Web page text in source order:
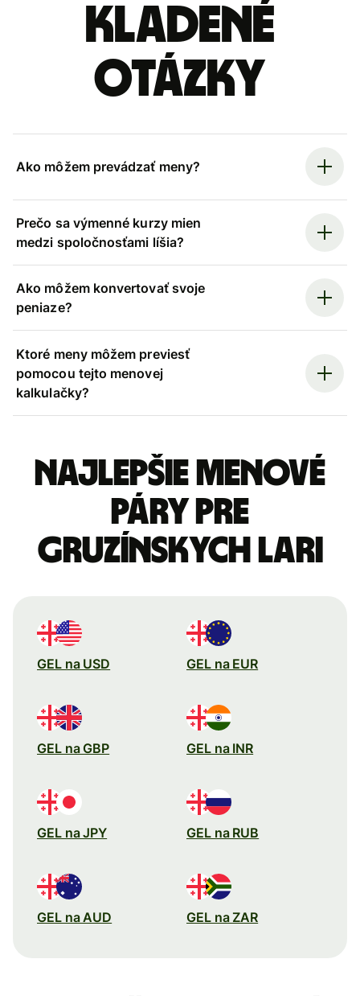
kladené
otázky
Ako môžem prevádzať meny?
Prečo sa výmenné kurzy mien
medzi spoločnosťami líšia?
Ako môžem konvertovať svoje
peniaze?
Ktoré meny môžem previesť
pomocou tejto menovej
kalkulačky?
Najlepšie menové
páry pre
Gruzínskych lari
GEL na USD GEL na EUR
GEL na GBP GEL na INR
GEL na JPY GEL na RUB
GEL na AUD GEL na ZAR